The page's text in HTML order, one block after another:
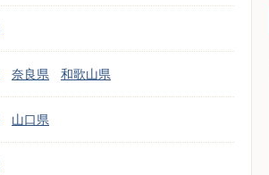
奈良県 和歌山県
山口県